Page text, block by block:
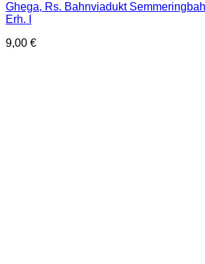
Ghega, Rs. Bahnviadukt
Erh. I
9,00 €